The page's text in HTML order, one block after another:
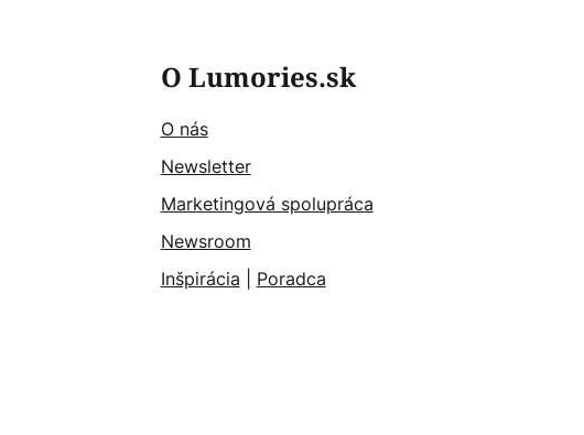
O Lumories.sk
O nás
Newsletter
Marketingová spolupráca
Newsroom
Inšpirácia
Poradca